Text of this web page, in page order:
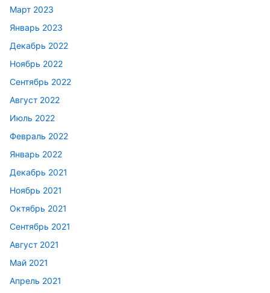
Март 2023
Январь 2023
Декабрь 2022
Ноябрь 2022
Сентябрь 2022
Август 2022
Июль 2022
Февраль 2022
Январь 2022
Декабрь 2021
Ноябрь 2021
Октябрь 2021
Сентябрь 2021
Август 2021
Май 2021
Апрель 2021